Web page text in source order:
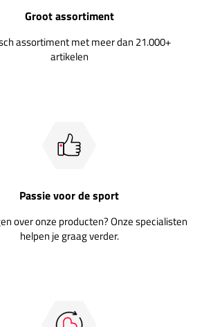
Groot assortiment
assortiment met meer dan 21.000+
artikelen
Passie voor de sport
over onze producten? Onze specialisten
helpen je graag verder.